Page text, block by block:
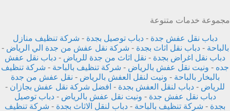
مجموعة خدمات متنوعة
دباب نقل عفش جدة -دباب توصيل بجدة - شركة تنظيف منازل
بالباحة -دباب نقل اثاث بجدة - شركة نقل عفش من جدة الي الرياض -
دباب نقل اغراض بجدة - نقل اثاث من جدة للرياض - دباب نقل عفش
جده - ونيت نقل عفش بالرياض - شركة تنظيف بالباحة - شركة تنظيف
بالبخار بالباحة - ونيت لنقل العفش بالرياض - نقل عفش من جدة
للرياض - دباب لنقل العفش بجدة - افضل شركة نقل عفش بجازان -
دباب نقل عفش جدة - ونيت نقل عفش بالرياض -دباب توصيل
بجدة - شركة تنظيف بالباحة - دباب لنقل الاثاث بجدة - شركة تنظيف